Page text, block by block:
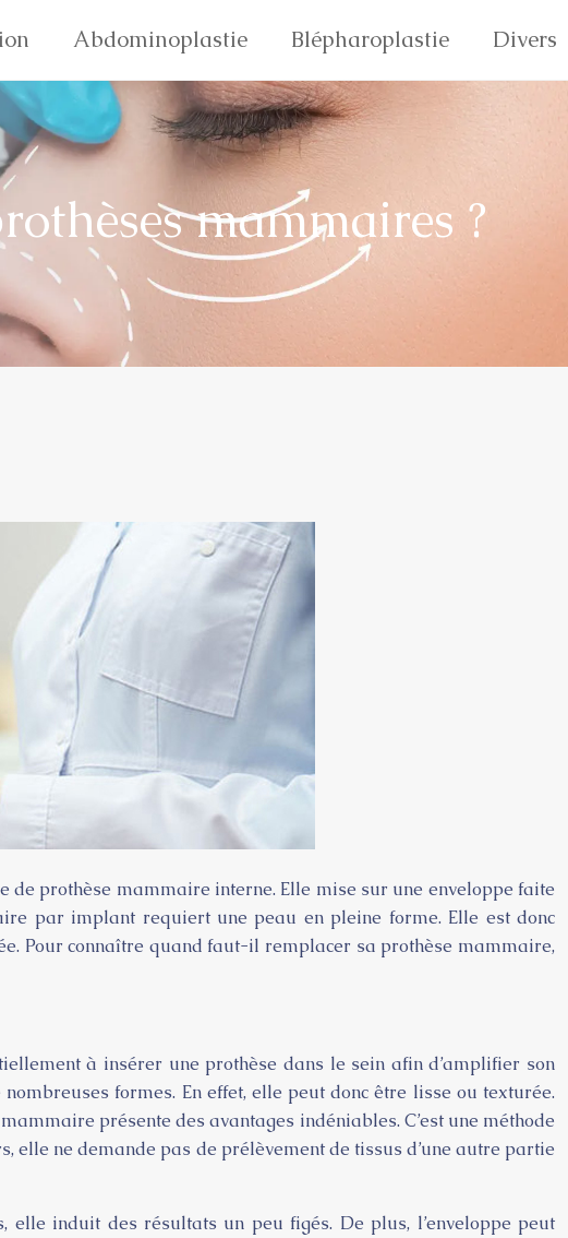
Abdominoplastie Blépharoplastie Divers
mammaires ?
de prothèse mammaire interne. Elle mise sur une enveloppe faite
par implant requiert une peau en pleine forme. Elle est donc
Pour connaître quand faut-il remplacer sa prothèse mammaire,
à insérer une prothèse dans le sein afin d’amplifier son
formes. En effet, elle peut donc être lisse ou texturée.
présente des avantages indéniables. C’est une méthode
elle ne demande pas de prélèvement de tissus d’une autre partie
induit des résultats un peu figés. De plus, l’enveloppe peut